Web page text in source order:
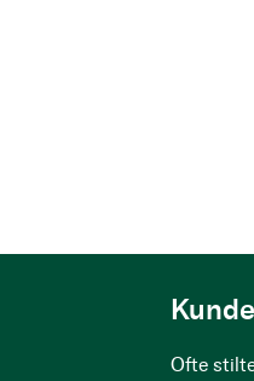
Ofte